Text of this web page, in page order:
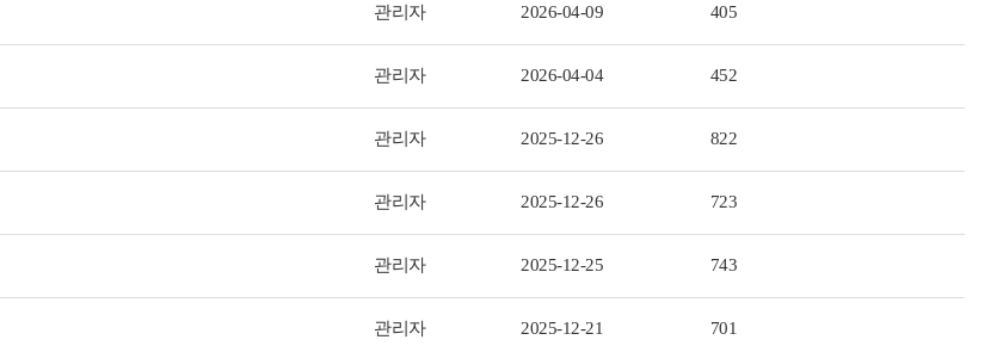
관리자 2026-04-09 405
관리자 2026-04-04 452
관리자 2025-12-26 822
관리자 2025-12-26 723
관리자 2025-12-25 743
관리자 2025-12-21 701